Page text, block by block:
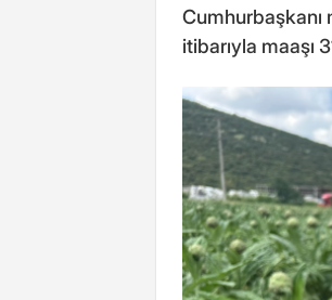
Cumhurbaşkanı
itibarıyla maaşı